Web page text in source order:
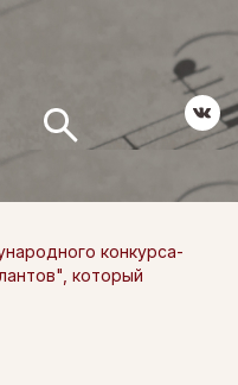
конкурса-
который